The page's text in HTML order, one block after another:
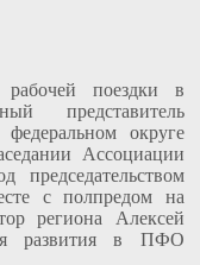
поездки в
представитель
округе
Ассоциации
председательством
с полпредом на
региона Алексей
развития в ПФО